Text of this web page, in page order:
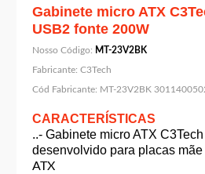
Gabinete micro ATX
USB2 fonte 200W
Nosso Código: MT-23V2BK
Fabricante: C3Tech
Cód Fabricante: MT-23V2BK
CARACTERÍSTICAS
..- Gabinete micro ATX
desenvolvido para placas mãe
ATX